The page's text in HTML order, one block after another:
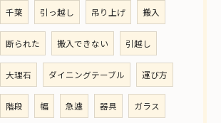
千葉 引っ越し 吊り上げ 搬入
断られた 搬入できない 引越し
大理石 ダイニングテーブル 運び方
階段 幅 急遽 器具 ガラス